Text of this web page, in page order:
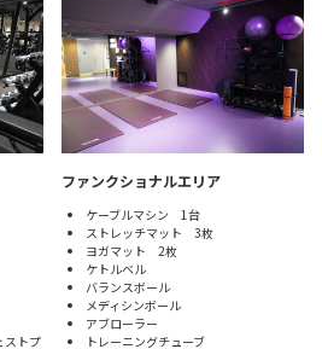
ストプ
ファンクショナルエリア
ケーブルマシン 1台
ストレッチマット 3枚
ヨガマット 2枚
ケトルベル
バランスボール
メディシンボール
アブローラー
トレーニングチューブ